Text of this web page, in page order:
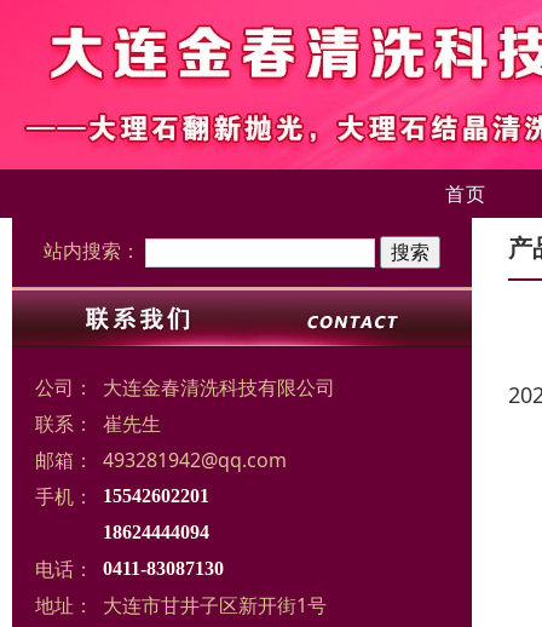
首页
站内搜索：
公司：
大连金春清洗科技有限公司
联系：
崔先生
邮箱：
493281942@qq.com
手机：
15542602201
18624444094
电话： 0411-83087130
地址：
大连市甘井子区新开街1号
产